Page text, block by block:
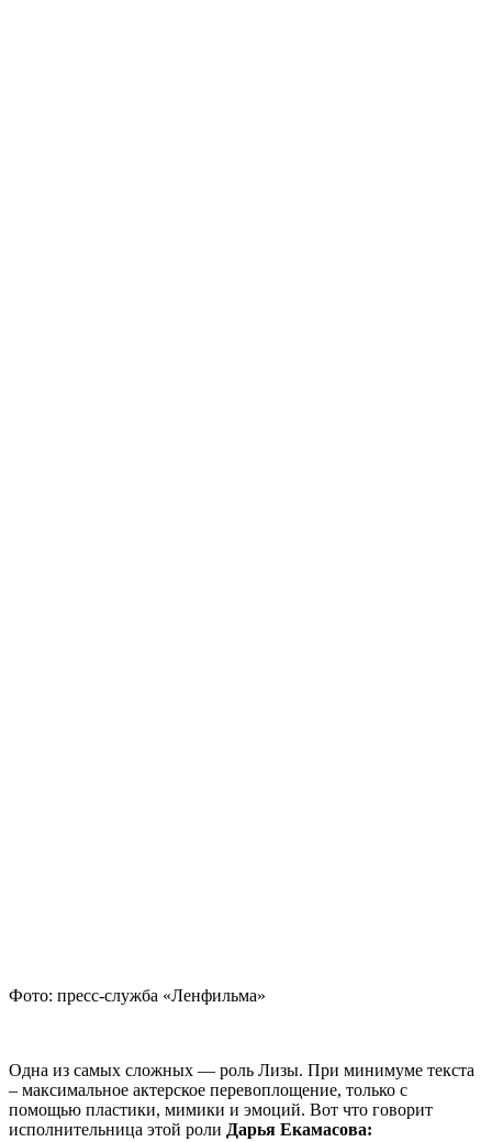
Фото: пресс-служба «Ленфильма»
Одна из самых сложных — роль Лизы. При минимуме текста
– максимальное актерское перевоплощение, только с
помощью пластики, мимики и эмоций. Вот что говорит
исполнительница этой роли Дарья Екамасова: